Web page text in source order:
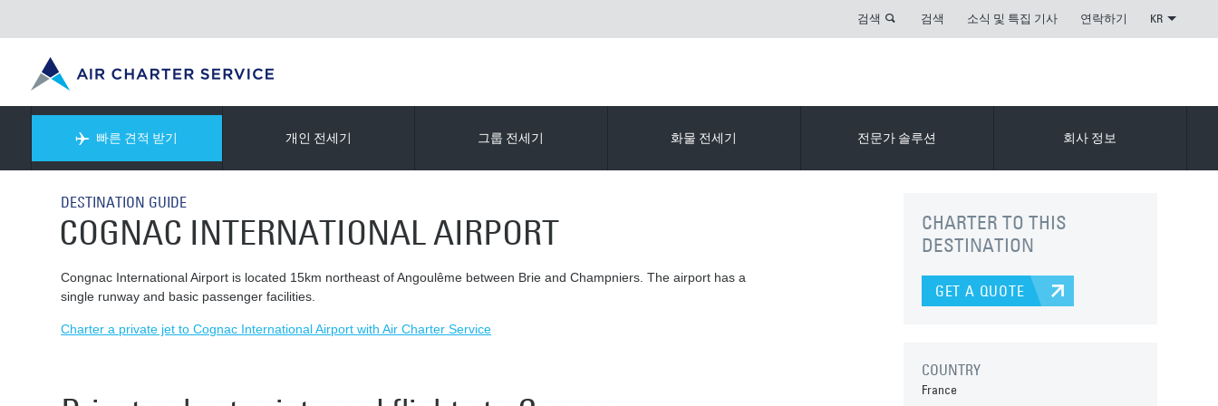
검색 검색 소식 및 특집 기사 연락하기 KR
빠른 견적 받기 개인 전세기 그룹 전세기 화물 전세기 전문가 솔루션 회사 정보
DESTINATION GUIDE
COGNAC INTERNATIONAL AIRPORT
Congnac International Airport is located 15km northeast of Angoulême between Brie and Champniers. The airport has a
single runway and basic passenger facilities.
Charter a private jet to Cognac International Airport with Air Charter Service
CHARTER TO THIS
DESTINATION
GET A QUOTE
COUNTRY
France